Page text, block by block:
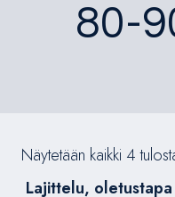
80-
Näytetään kaikki 4